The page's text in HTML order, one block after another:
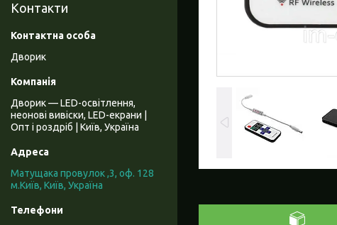
Контакти
Дворик
Дворик — LED-освітлення,
неонові вивіски, LED-екрани |
Опт і роздріб | Київ, Україна
Матущака провулок ,3, оф. 128
м.Київ, Київ, Україна